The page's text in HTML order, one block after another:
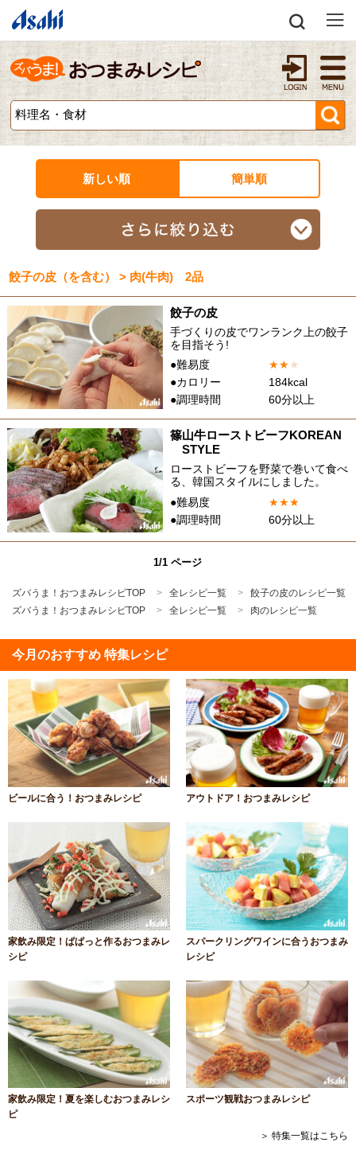
新しい順 簡単順
餃子の皮（を含む） > 肉(牛肉) 2品
餃子の皮
手づくりの皮でワンランク上の餃子
を目指そう!
●難易度
★★★
●カロリー
184kcal
●調理時間
60分以上
篠山牛ローストビーフKOREAN
STYLE
ローストビーフを野菜で巻いて食べ
る、韓国スタイルにしました。
●難易度
★★★
●調理時間
60分以上
1/1 ページ
ズバうま！おつまみレシピTOP 全レシピ一覧
餃子の皮のレシピ一覧
ズバうま！おつまみレシピTOP
全レシピ一覧 肉のレシピ一覧
今月のおすすめ 特集レシピ
ビールに合う！おつまみレシピ アウトドア！おつまみレシピ
家飲み限定！ぱぱっと作るおつまみレ
シピ
スパークリングワインに合うおつまみ
レシピ
家飲み限定！夏を楽しむおつまみレシ
ピ
スポーツ観戦おつまみレシピ
＞ 特集一覧はこちら